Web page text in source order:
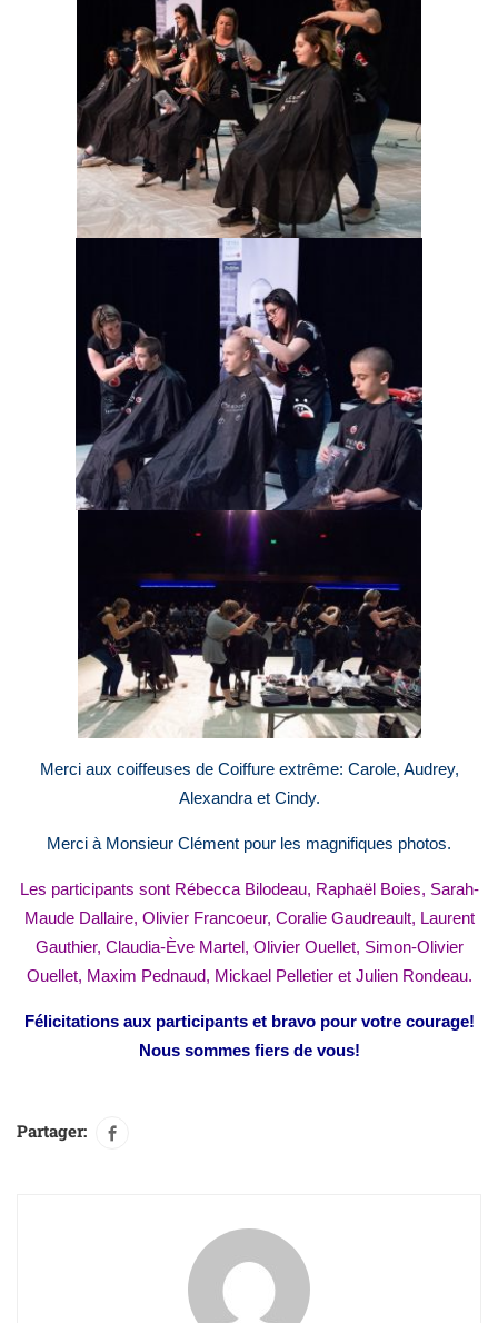
Merci aux coiffeuses de Coiffure extrême: Carole, Audrey,
Alexandra et Cindy.
Merci à Monsieur Clément pour les magnifiques photos.
Les participants sont Rébecca Bilodeau, Raphaël Boies, Sarah-
Maude Dallaire, Olivier Francoeur, Coralie Gaudreault, Laurent
Gauthier, Claudia-Ève Martel, Olivier Ouellet, Simon-Olivier
Ouellet, Maxim Pednaud, Mickael Pelletier et Julien Rondeau.
Félicitations aux participants et bravo pour votre courage!
Nous sommes fiers de vous!
Partager: